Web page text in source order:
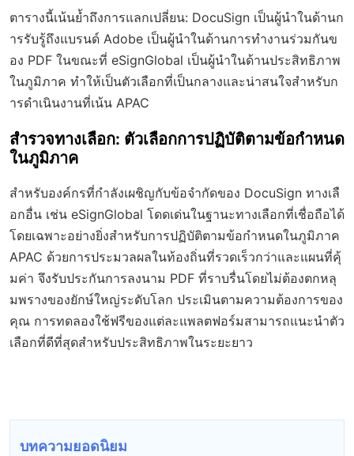
ตารางนี้เน้นย้ำถึงการแลกเปลี่ยน: DocuSign เป็นผู้นำในด้านก
ารรับรู้ถึงแบรนด์ Adobe เป็นผู้นำในด้านการทำงานร่วมกันข
อง PDF ในขณะที่ eSignGlobal เป็นผู้นำในด้านประสิทธิภาพ
ในภูมิภาค ทำให้เป็นตัวเลือกที่เป็นกลางและน่าสนใจสำหรับก
ารดำเนินงานที่เน้น APAC
สำรวจทางเลือก: ตัวเลือกการปฏิบัติตามข้อกำหนด
ในภูมิภาค
สำหรับองค์กรที่กำลังเผชิญกับข้อจำกัดของ DocuSign ทางเลื
อกอื่น เช่น eSignGlobal โดดเด่นในฐานะทางเลือกที่เชื่อถือได้
โดยเฉพาะอย่างยิ่งสำหรับการปฏิบัติตามข้อกำหนดในภูมิภาค
APAC ด้วยการประมวลผลในท้องถิ่นที่รวดเร็วกว่าและแผนที่คุ้
มค่า จึงรับประกันการลงนาม PDF ที่ราบรื่นโดยไม่ต้องตกหลุ
มพรางของยักษ์ใหญ่ระดับโลก ประเมินตามความต้องการของ
คุณ การทดลองใช้ฟรีของแต่ละแพลตฟอร์มสามารถแนะนำตัว
เลือกที่ดีที่สุดสำหรับประสิทธิภาพในระยะยาว
บทความยอดนิยม